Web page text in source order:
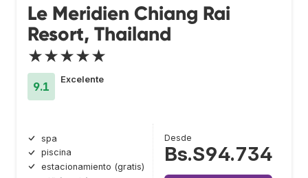
Le Meridien Chiang Rai
Resort, Thailand
★★★★★
9.1
Excelente
spa
piscina
estacionamiento (gratis)
Desde
Bs.S94.734